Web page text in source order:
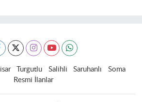
Turgutlu Salihli Saruhanlı
Soma
Resmi İlanlar